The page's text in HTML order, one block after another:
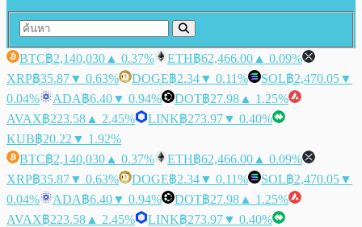
BTC฿2,140,030 ▲ 0.37% ETH฿62,466.00 ▲ 0.09%
XRP฿35.87▼ 0.63% DOGE฿2.34▼ 0.11% SOL฿2,470.05▼
0.04%
ADA฿6.40▼ 0.94% DOT฿27.98 ▲ 1.25%
AVAX฿223.58 ▲ 2.45% LINK฿273.97▼ 0.40%
KUB฿20.22 ▼ 1.92%
BTC฿2,140,030 ▲ 0.37% ETH฿62,466.00 ▲ 0.09%
XRP฿35.87▼ 0.63% DOGE฿2.34▼ 0.11% SOL฿2,470.05▼
0.04%
ADA฿6.40▼ 0.94% DOT฿27.98 ▲ 1.25%
AVAX฿223.58 ▲ 2.45% LINK฿273.97▼ 0.40%